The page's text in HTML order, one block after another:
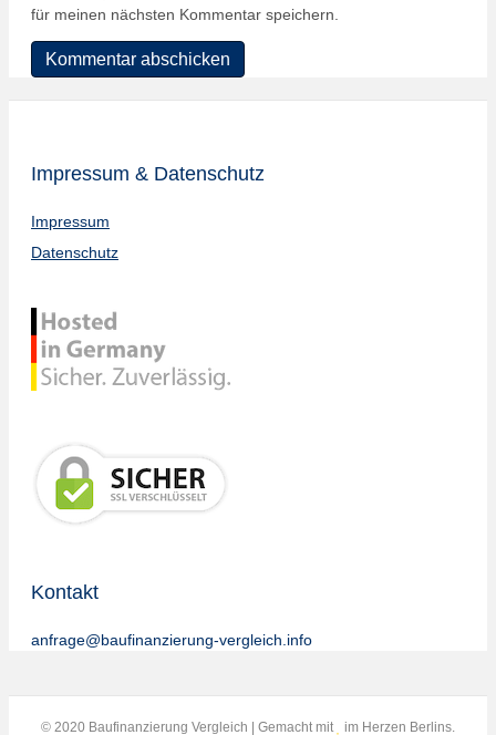
für meinen nächsten Kommentar speichern.
Impressum & Datenschutz
Impressum
Datenschutz
Kontakt
anfrage@baufinanzierung-vergleich.info
© 2020 Baufinanzierung Vergleich | Gemacht mit im Herzen Berlins.